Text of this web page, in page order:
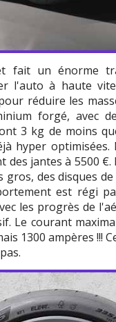
fait un énorme
l'auto à haute
réduire les
forgé, avec
3 kg de moins
hyper
jantes à 5500
gros, des disques
est régi
les progrès de
Le courant
1300 ampères !!!